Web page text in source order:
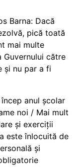
Barna: Dacă
pică toată
mai multe
Guvernului către
și nu par a fi
anul școlar
noi / Mai mult
și exerciții
este înlocuită de
și